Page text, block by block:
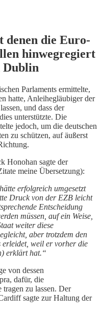
die Euro-
hinwegregiert
Dublin
Parlaments ermittelte,
hatte, Anleihegläubiger der
und dass der
unterstützte. Die
jedoch, um die deutschen
zu schützen, auf äußerst
Honohan sagte der
meine Übersetzung):
erfolgreich umgesetzt
Druck von der EZB leicht
Entscheidung
müssen, auf ein Weise,
weiter diese
aber trotzdem den
erleidet, weil er vorher die
erklärt hat.“
von dessen
dafür, die
zu lassen. Der
sagte zur Haltung der